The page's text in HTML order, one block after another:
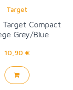
Target
Target Compact
Grey/Blue
10,90 €